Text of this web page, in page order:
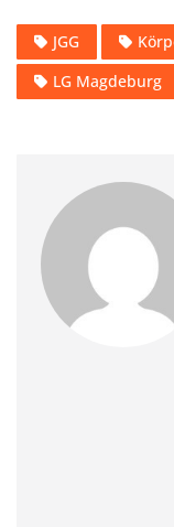
c
e
b
k
st
o
d
ai
l
JGG
LG Magdeburg